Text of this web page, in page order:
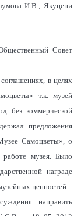
И.В., Якуцени
Совет
в целях
т.к. музей
без коммерческой
предложения
Самоцветы», о
музея. Было
награде
ценностей.
направить